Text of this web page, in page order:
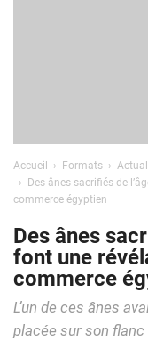
Accueil Formats
Des ânes sacrifiés de
commerce égyptien
Des ânes
font une
commerce
L’un de ces ânes
placée sur son flanc